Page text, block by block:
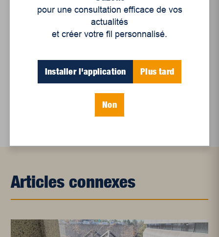
Un siècle de Mauriciennes dans la presse
Le sport professionnel féminin : en mouvement,
en croissance
Le sommeil, nouveau défi de santé publique
Articles connexes
pour une consultation efficace de vos
actualités
et créer votre fil personnalisé.
Installer l'application Plus tard
Non